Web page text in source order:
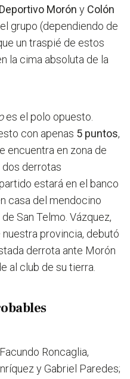
Deportivo Morón y Colón
grupo (dependiendo de
un traspié de estos
la cima absoluta de la
es el polo opuesto.
con apenas 5 puntos,
encuentra en zona de
derrotas
estará en el banco
casa del mendocino
San Telmo. Vázquez,
provincia, debutó
derrota ante Morón
al club de su tierra.
Roncaglia,
y Gabriel Paredes;